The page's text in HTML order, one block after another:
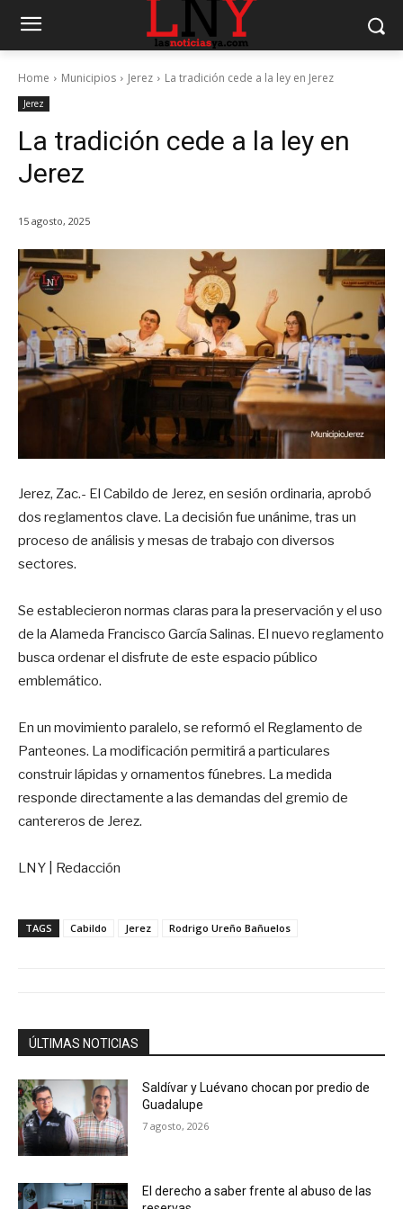
Home Municipios Jerez La tradición cede a la ley en Jerez
Jerez
La tradición cede a la ley en
Jerez
15 agosto, 2025
Jerez, Zac.- El Cabildo de Jerez, en sesión ordinaria, aprobó
dos reglamentos clave. La decisión fue unánime, tras un
proceso de análisis y mesas de trabajo con diversos
sectores.
Se establecieron normas claras para la preservación y el uso
de la Alameda Francisco García Salinas. El nuevo reglamento
busca ordenar el disfrute de este espacio público
emblemático.
En un movimiento paralelo, se reformó el Reglamento de
Panteones. La modificación permitirá a particulares
construir lápidas y ornamentos fúnebres. La medida
responde directamente a las demandas del gremio de
cantereros de Jerez.
LNY | Redacción
TAGS Cabildo Jerez Rodrigo Ureño Bañuelos
ÚLTIMAS NOTICIAS
Saldívar y Luévano chocan por predio de
Guadalupe
7 agosto, 2026
El derecho a saber frente al abuso de las